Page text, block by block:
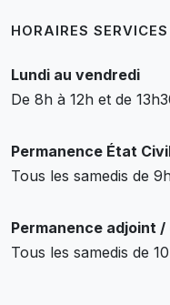
HORAIRES
Lundi au vendredi
De 8h à 12h et de
Permanence État
Tous les samedis de
Permanence adjoint
Tous les samedis de